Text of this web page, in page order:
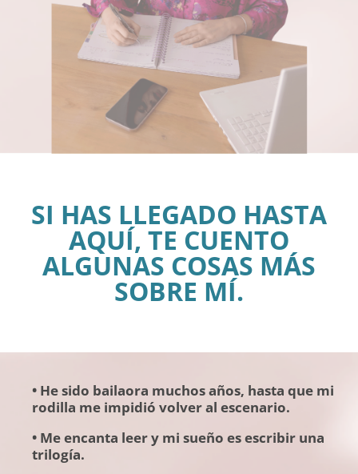
SI HAS LLEGADO HASTA
AQUÍ, TE CUENTO
ALGUNAS COSAS MÁS
SOBRE MÍ.
• He sido bailaora muchos años, hasta que mi
rodilla me impidió volver al escenario.
• Me encanta leer y mi sueño es escribir una
trilogía.